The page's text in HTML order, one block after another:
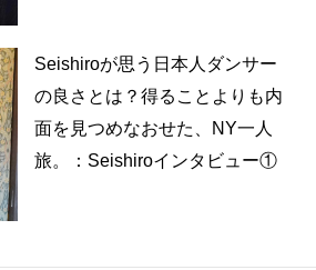
Seishiroが思う日本人ダンサー
の良さとは？得ることよりも内
面を見つめなおせた、NY一人
旅。：Seishiroインタビュー①